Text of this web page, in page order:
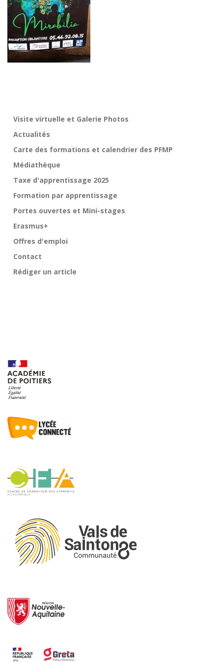
Visite virtuelle et Galerie Photos
Actualités
Carte des formations et calendrier des PFMP
Médiathèque
Taxe d'apprentissage 2025
Formation par apprentissage
Portes ouvertes et Mini-stages
Erasmus+
Offres d'emploi
Contact
Rédiger un article